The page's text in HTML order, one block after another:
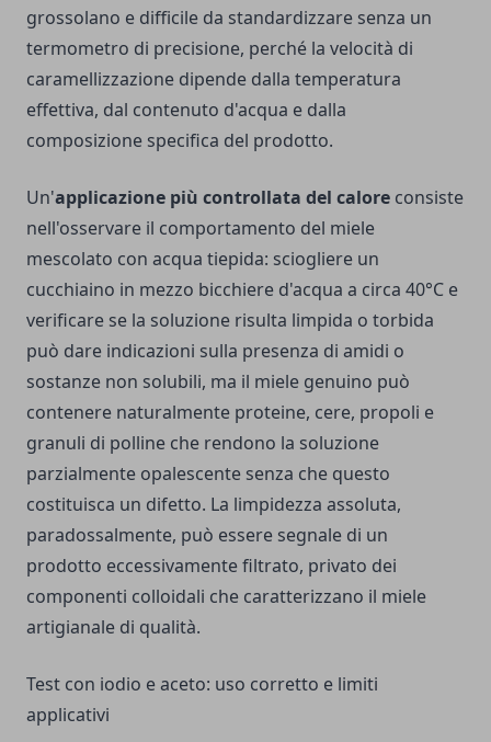
grossolano e difficile da standardizzare senza un
termometro di precisione, perché la velocità di
caramellizzazione dipende dalla temperatura
effettiva, dal contenuto d'acqua e dalla
composizione specifica del prodotto.
Un'applicazione più controllata del calore consiste
nell'osservare il comportamento del miele
mescolato con acqua tiepida: sciogliere un
cucchiaino in mezzo bicchiere d'acqua a circa 40°C e
verificare se la soluzione risulta limpida o torbida
può dare indicazioni sulla presenza di amidi o
sostanze non solubili, ma il miele genuino può
contenere naturalmente proteine, cere, propoli e
granuli di polline che rendono la soluzione
parzialmente opalescente senza che questo
costituisca un difetto. La limpidezza assoluta,
paradossalmente, può essere segnale di un
prodotto eccessivamente filtrato, privato dei
componenti colloidali che caratterizzano il miele
artigianale di qualità.
Test con iodio e aceto: uso corretto e limiti
applicativi